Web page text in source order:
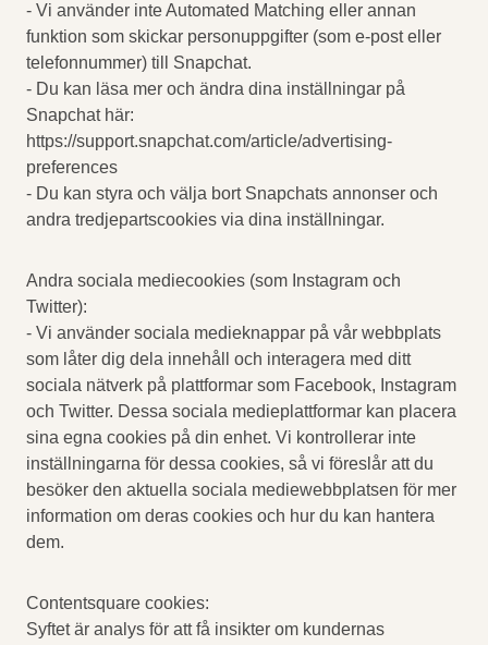
- Vi använder inte Automated Matching eller annan
funktion som skickar personuppgifter (som e-post eller
telefonnummer) till Snapchat.
- Du kan läsa mer och ändra dina inställningar på
Snapchat här:
https://support.snapchat.com/article/advertising-
preferences
- Du kan styra och välja bort Snapchats annonser och
andra tredjepartscookies via dina inställningar.
Andra sociala mediecookies (som Instagram och
Twitter):
- Vi använder sociala medieknappar på vår webbplats
som låter dig dela innehåll och interagera med ditt
sociala nätverk på plattformar som Facebook, Instagram
och Twitter. Dessa sociala medieplattformar kan placera
sina egna cookies på din enhet. Vi kontrollerar inte
inställningarna för dessa cookies, så vi föreslår att du
besöker den aktuella sociala mediewebbplatsen för mer
information om deras cookies och hur du kan hantera
dem.
Contentsquare cookies:
Syftet är analys för att få insikter om kundernas